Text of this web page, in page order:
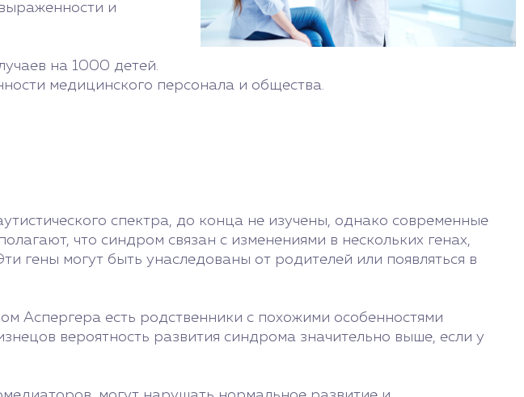
и
на 1000 детей.
медицинского персонала и общества.
спектра, до конца не изучены, однако современные
что синдром связан с изменениями в нескольких генах,
гены могут быть унаследованы от родителей или появляться в
Аспергера есть родственники с похожими особенностями
вероятность развития синдрома значительно выше, если у